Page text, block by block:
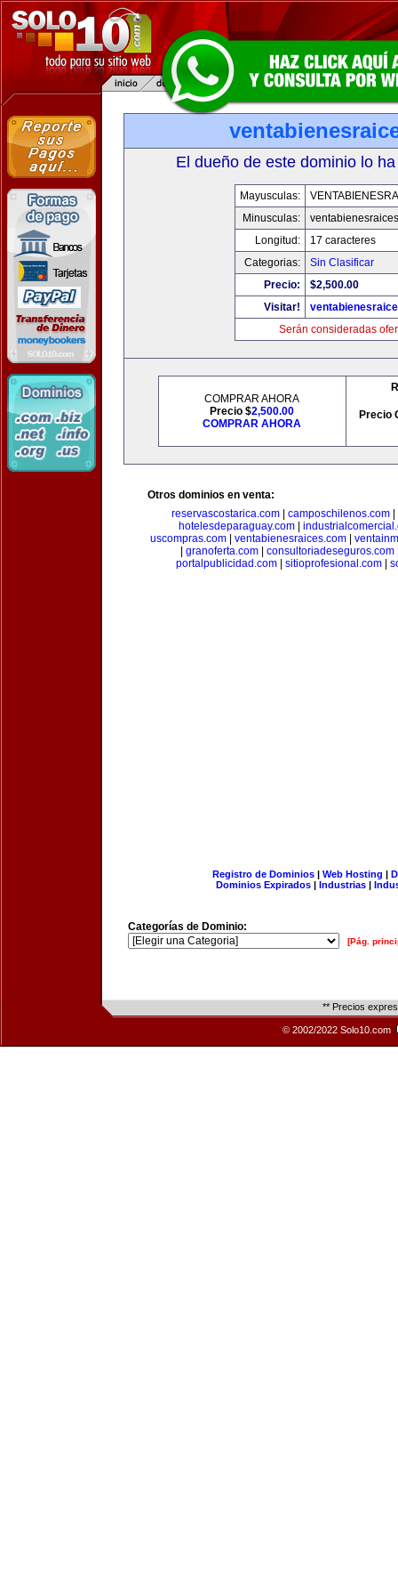
El dueño de este dominio lo
Mayusculas:
Minusculas:
Longitud:
17 caracteres
Categorias:
Sin Clasificar
Precio:
$2,500.00
Visitar!
Serán consideradas
COMPRAR AHORA
Precio $2,500.00
COMPRAR AHORA
Precio
Otros dominios en venta:
reservascostarica.com
camposchilenos.com
hotelesdeparaguay.com|
uscompras.com| ventabienesraices.com|
granoferta.com| consultoriadeseguros.com
portalpublicidad.com
sitioprofesional.com
Registro de Dominios| Web Hosting |
Dominios Expirados | Industrias |
Categorías de Dominio:
[Pág.
** Precios
© 2002/2022 Solo10.com